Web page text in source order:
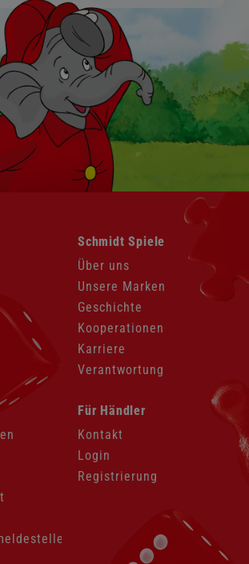
Navigation
überspringen
Schmidt Spiele
Über uns
Unsere Marken
Geschichte
Kooperationen
Karriere
Verantwortung
Navigation
überspringen
Für Händler
Kontakt
Login
Registrierung